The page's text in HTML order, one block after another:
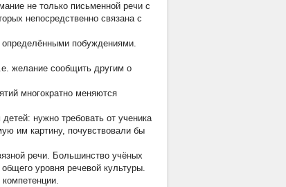
не только письменной речи с
непосредственно связана с
определёнными побуждениями.
желание сообщить другим о
многократно меняются
нужно требовать от ученика
им картину, почувствовали бы
речи. Большинство учёных
уровня речевой культуры.